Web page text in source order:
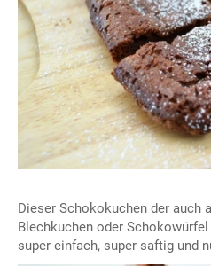
Dieser Schokokuchen der auch
Blechkuchen oder
super einfach, super saftig und